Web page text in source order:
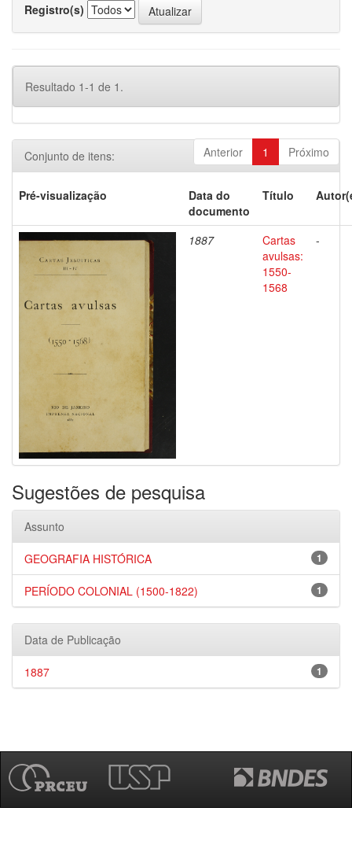
Registro(s)
Resultado 1-1 de 1.
Anterior 1 Próximo
Conjunto de itens:
Pré-visualização
Data do
documento
Título
1887
Cartas
avulsas:
1550-
1568
-
Sugestões de pesquisa
Assunto
1
GEOGRAFIA HISTÓRICA
1
PERÍODO COLONIAL (1500-1822)
Data de Publicação
1
1887